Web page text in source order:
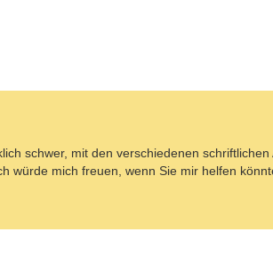
schwer, mit den verschiedenen
würde mich freuen, wenn Sie mir helfen